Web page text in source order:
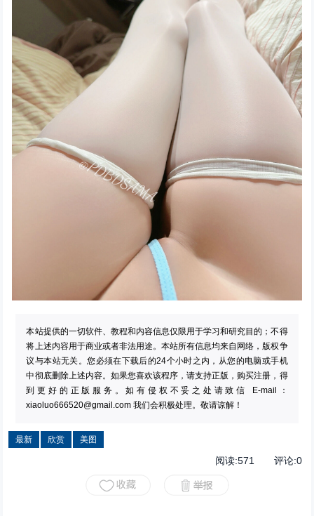
本站提供的一切软件、教程和内容信息仅限用于学习和研究目的；不得
将上述内容用于商业或者非法用途。本站所有信息均来自网络，版权争
议与本站无关。您必须在下载后的24个小时之内，从您的电脑或手机
中彻底删除上述内容。如果您喜欢该程序，请支持正版，购买注册，得
到更好的正版服务。如有侵权不妥之处请致信 E-mail：
xiaoluo666520@gmail.com 我们会积极处理。敬请谅解！
最新 欣赏 美图
阅读:571 评论:0